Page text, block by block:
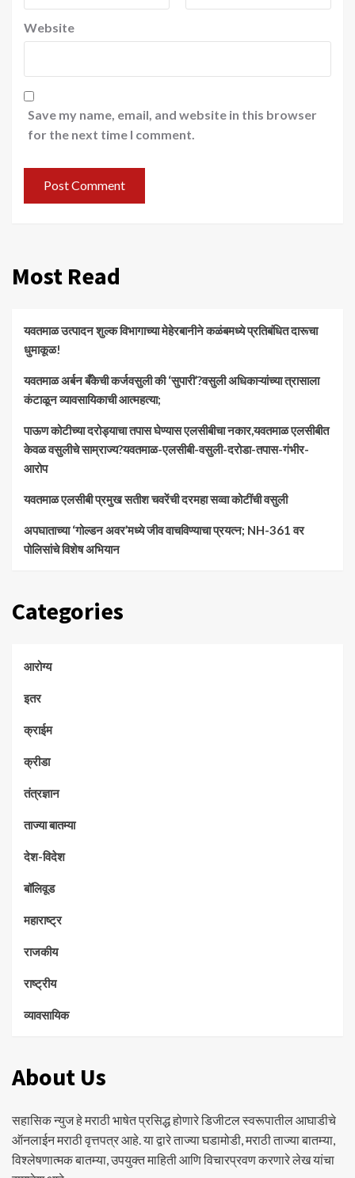
Website
Save my name, email, and website in this browser
for the next time I comment.
Most Read
यवतमाळ उत्पादन शुल्क विभागाच्या मेहेरबानीने कळंबमध्ये प्रतिबंधित दारूचा
धुमाकूळ!
​यवतमाळ अर्बन बँकेची कर्जवसुली की ‘सुपारी’?वसुली अधिकाऱ्यांच्या त्रासाला
कंटाळून व्यावसायिकाची आत्महत्या;
पाऊण कोटीच्या दरोड्याचा तपास घेण्यास एलसीबीचा नकार,यवतमाळ एलसीबीत
केवळ वसुलीचे साम्राज्य?यवतमाळ-एलसीबी-वसुली-दरोडा-तपास-गंभीर-
आरोप
यवतमाळ एलसीबी प्रमुख सतीश चवरेंची दरमहा सव्वा कोटींची वसुली
अपघाताच्या ‘गोल्डन अवर’मध्ये जीव वाचविण्याचा प्रयत्न; NH-361 वर
पोलिसांचे विशेष अभियान
Categories
आरोग्य
इतर
क्राईम
क्रीडा
तंत्रज्ञान
ताज्या बातम्या
देश-विदेश
बॉलिवूड
महाराष्ट्र
राजकीय
राष्ट्रीय
व्यावसायिक
About Us
सहासिक न्युज हे मराठी भाषेत प्रसिद्ध होणारे डिजीटल स्वरूपातील आघाडीचे
ऑनलाईन मराठी वृत्तपत्र आहे. या द्वारे ताज्या घडामोडी, मराठी ताज्या बातम्या,
विश्लेषणात्मक बातम्या, उपयुक्त माहिती आणि विचारप्रवण करणारे लेख यांचा